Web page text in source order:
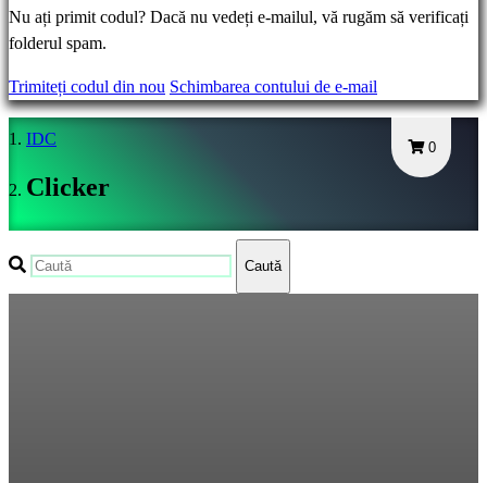
AR
CS
DA
DE
EN
ES
Nu ați primit codul? Dacă nu vedeți e-mailul, vă rugăm să verificați
folderul spam.
Trimiteți codul din nou Schimbarea contului de e-mail
0
IDC
Clicker
Caută